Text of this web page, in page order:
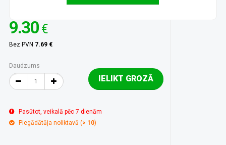
9.30 €
Bez PVN 7.69 €
Daudzums
IELIKT GROZĀ
Pasūtot, veikalā pēc 7 dienām
Piegādātāja noliktavā (> 10)